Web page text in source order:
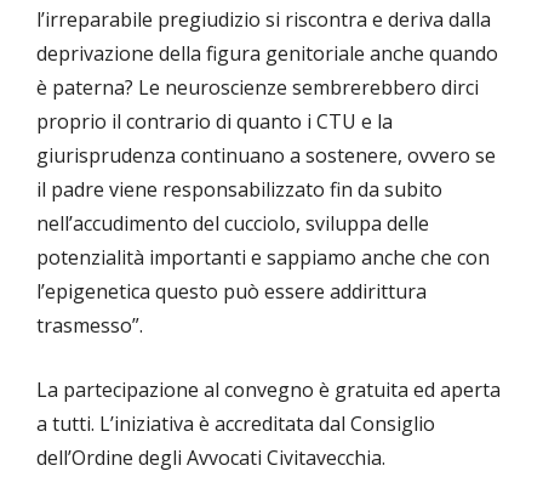
l’irreparabile pregiudizio si riscontra e deriva dalla
deprivazione della figura genitoriale anche quando
è paterna? Le neuroscienze sembrerebbero dirci
proprio il contrario di quanto i CTU e la
giurisprudenza continuano a sostenere, ovvero se
il padre viene responsabilizzato fin da subito
nell’accudimento del cucciolo, sviluppa delle
potenzialità importanti e sappiamo anche che con
l’epigenetica questo può essere addirittura
trasmesso”.
La partecipazione al convegno è gratuita ed aperta
a tutti. L’iniziativa è accreditata dal Consiglio
dell’Ordine degli Avvocati Civitavecchia.